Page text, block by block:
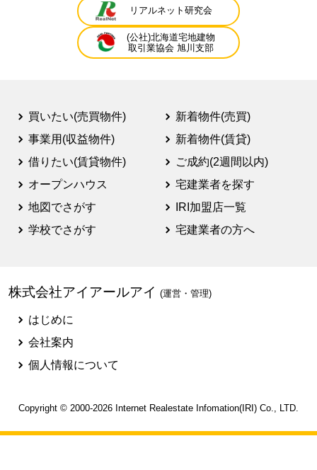
リアルネット研究会
(公社)北海道宅地建物
取引業協会 旭川支部
買いたい(売買物件)
事業用(収益物件)
借りたい(賃貸物件)
オープンハウス
地図でさがす
学校でさがす
新着物件(売買)
新着物件(賃貸)
ご成約(2週間以内)
宅建業者を探す
IRI加盟店一覧
宅建業者の方へ
株式会社アイアールアイ (運営・管理)
はじめに
会社案内
個人情報について
Copyright © 2000-2026 Internet Realestate Infomation(IRI) Co., LTD.